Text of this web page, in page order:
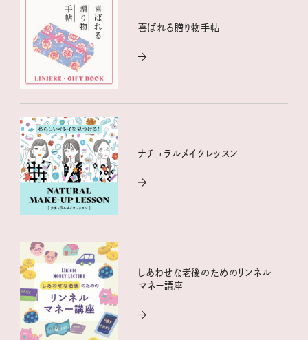
喜ばれる贈り物手帖
ナチュラルメイクレッスン
しあわせな老後のためのリンネル
マネー講座